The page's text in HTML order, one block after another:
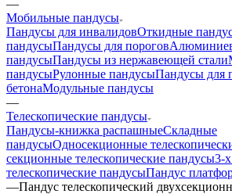
—
Мобильные пандусы
Пандусы для инвалидовОткидные
пандусыПандусы для порогов
пандусыПандусы из нержавеющей стали
пандусыРулонные пандусыПандусы для
бетонаМодульные пандусы
—
Телескопические пандусы
Пандусы-книжка распашныеСкладные
пандусыОдносекционные
секционные телескопические пандусы3-
телескопические пандусыПандус
—Пандус телескопический